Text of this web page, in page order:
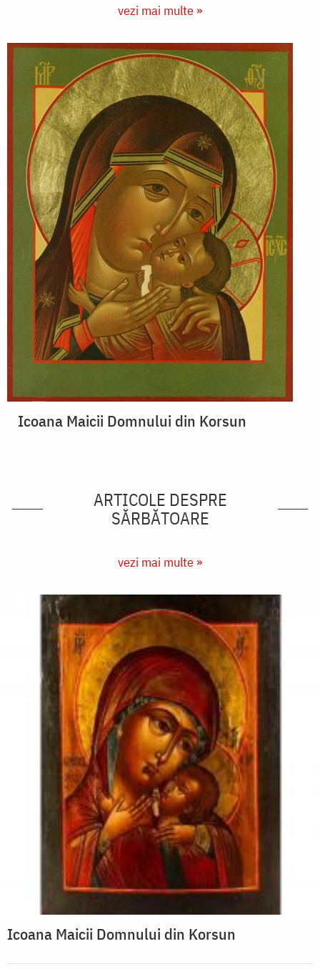
vezi mai multe »
Icoana Maicii Domnului din Korsun
ARTICOLE DESPRE
SĂRBĂTOARE
vezi mai multe »
Icoana Maicii Domnului din Korsun